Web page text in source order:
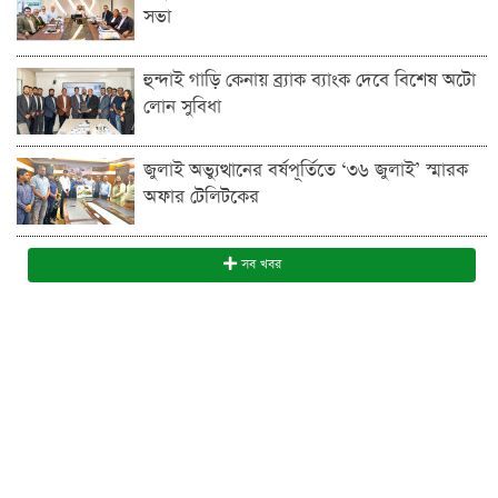
সভা
হুন্দাই গাড়ি কেনায় ব্র্যাক ব্যাংক দেবে বিশেষ অটো
লোন সুবিধা
জুলাই অভ্যুত্থানের বর্ষপূর্তিতে ‘৩৬ জুলাই’ স্মারক
অফার টেলিটকের
সব খবর